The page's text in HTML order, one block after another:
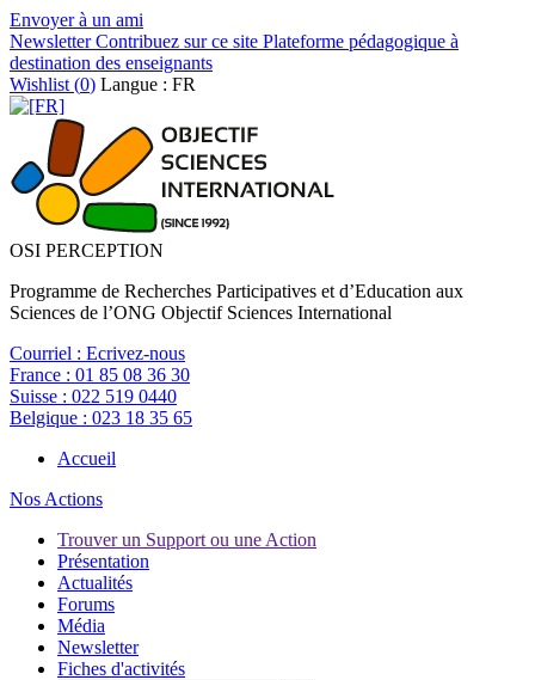
Envoyer à un ami
NewsletterContribuez sur ce site Plateforme pédagogique à
destination des enseignants
Wishlist (0) Langue : FR
OSI PERCEPTION
Programme de Recherches Participatives et d’Education aux
Sciences de l’ONG Objectif Sciences International
Courriel : Ecrivez-nous
France : 01 85 08 36 30
Suisse : 022 519 0440
Belgique : 023 18 35 65
Accueil
Nos Actions
Trouver un Support ou une Action
Présentation
Actualités
Forums
Média
Newsletter
Fiches d'activités